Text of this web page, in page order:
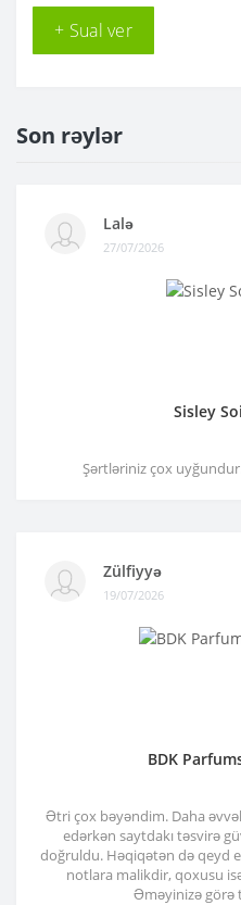
+ Sual ver
Son rəylər
Lalə
27/07/2026
Sisley
Şərtləriniz çox
Zülfiyyə
19/07/2026
BDK
Ətri çox bəyəndim. Daha
edərkən saytdakı təsvirə
doğruldu. Həqiqətən də qeyd
notlara malikdir, qoxusu
Əməyinizə görə